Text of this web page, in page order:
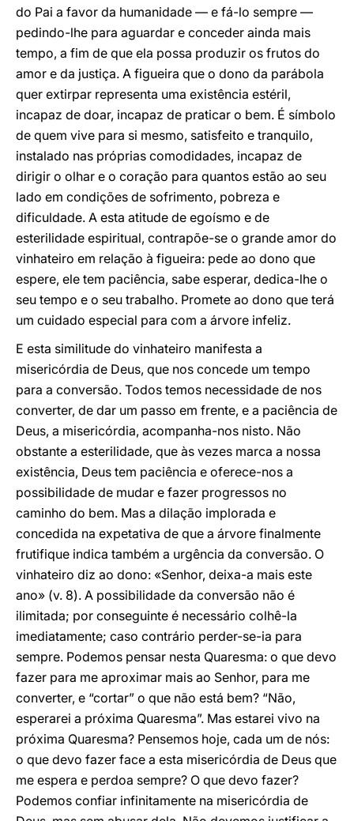
do Pai a favor da humanidade — e fá-lo sempre —
pedindo-lhe para aguardar e conceder ainda mais
tempo, a fim de que ela possa produzir os frutos do
amor e da justiça. A figueira que o dono da parábola
quer extirpar representa uma existência estéril,
incapaz de doar, incapaz de praticar o bem. É símbolo
de quem vive para si mesmo, satisfeito e tranquilo,
instalado nas próprias comodidades, incapaz de
dirigir o olhar e o coração para quantos estão ao seu
lado em condições de sofrimento, pobreza e
dificuldade. A esta atitude de egoísmo e de
esterilidade espiritual, contrapõe-se o grande amor do
vinhateiro em relação à figueira: pede ao dono que
espere, ele tem paciência, sabe esperar, dedica-lhe o
seu tempo e o seu trabalho. Promete ao dono que terá
um cuidado especial para com a árvore infeliz.
E esta similitude do vinhateiro manifesta a
misericórdia de Deus, que nos concede um tempo
para a conversão. Todos temos necessidade de nos
converter, de dar um passo em frente, e a paciência de
Deus, a misericórdia, acompanha-nos nisto. Não
obstante a esterilidade, que às vezes marca a nossa
existência, Deus tem paciência e oferece-nos a
possibilidade de mudar e fazer progressos no
caminho do bem. Mas a dilação implorada e
concedida na expetativa de que a árvore finalmente
frutifique indica também a urgência da conversão. O
vinhateiro diz ao dono: «Senhor, deixa-a mais este
ano» (v. 8). A possibilidade da conversão não é
ilimitada; por conseguinte é necessário colhê-la
imediatamente; caso contrário perder-se-ia para
sempre. Podemos pensar nesta Quaresma: o que devo
fazer para me aproximar mais ao Senhor, para me
converter, e “cortar” o que não está bem? “Não,
esperarei a próxima Quaresma”. Mas estarei vivo na
próxima Quaresma? Pensemos hoje, cada um de nós:
o que devo fazer face a esta misericórdia de Deus que
me espera e perdoa sempre? O que devo fazer?
Podemos confiar infinitamente na misericórdia de